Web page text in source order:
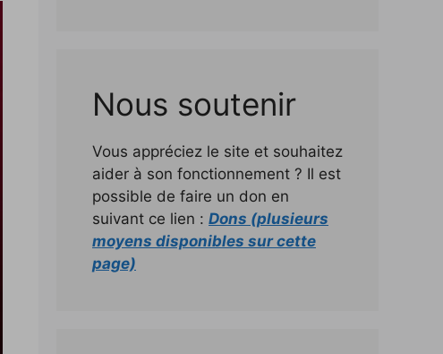
Nous soutenir
Vous appréciez le site et souhaitez
aider à son fonctionnement ? Il est
possible de faire un don en
suivant ce lien : Dons (plusieurs
moyens disponibles sur cette
page)